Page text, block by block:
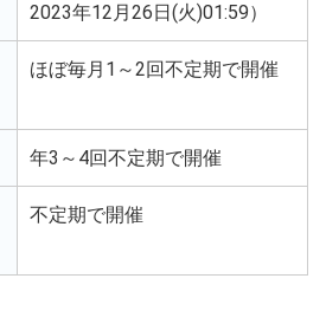
2023年12月26日(火)01:59）
ほぼ毎月1～2回不定期で開催
年3～4回不定期で開催
不定期で開催